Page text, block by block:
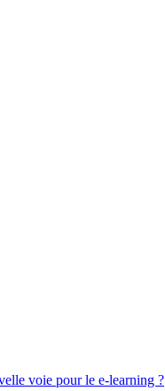
voie pour le e-learning ?